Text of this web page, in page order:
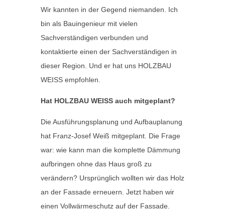
Wir kannten in der Gegend niemanden. Ich
bin als Bauingenieur mit vielen
Sachverständigen verbunden und
kontaktierte einen der Sachverständigen in
dieser Region. Und er hat uns HOLZBAU
WEISS empfohlen.
Hat HOLZBAU WEISS auch mitgeplant?
Die Ausführungsplanung und Aufbauplanung
hat Franz-Josef Weiß mitgeplant. Die Frage
war: wie kann man die komplette Dämmung
aufbringen ohne das Haus groß zu
verändern? Ursprünglich wollten wir das Holz
an der Fassade erneuern. Jetzt haben wir
einen Vollwärmeschutz auf der Fassade.